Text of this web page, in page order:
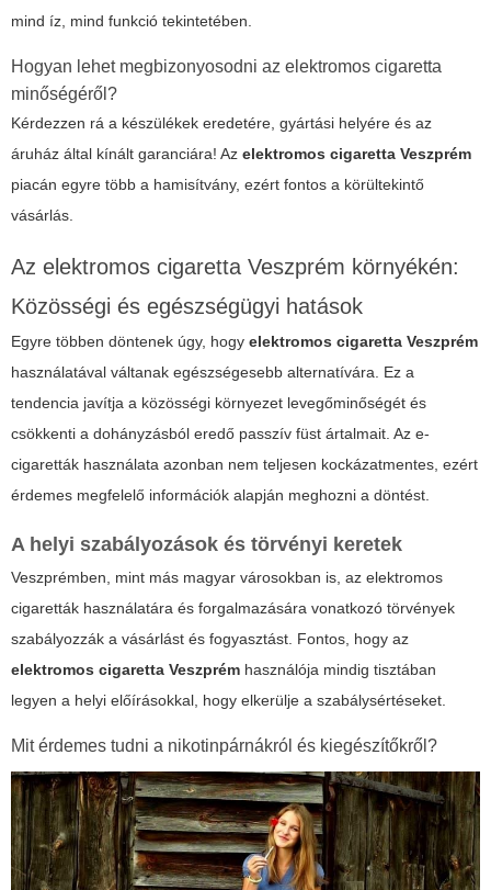
mind íz, mind funkció tekintetében.
Hogyan lehet megbizonyosodni az elektromos cigaretta
minőségéről?
Kérdezzen rá a készülékek eredetére, gyártási helyére és az
áruház által kínált garanciára! Az elektromos cigaretta Veszprém
piacán egyre több a hamisítvány, ezért fontos a körültekintő
vásárlás.
Az elektromos cigaretta Veszprém környékén:
Közösségi és egészségügyi hatások
Egyre többen döntenek úgy, hogy elektromos cigaretta Veszprém
használatával váltanak egészségesebb alternatívára. Ez a
tendencia javítja a közösségi környezet levegőminőségét és
csökkenti a dohányzásból eredő passzív füst ártalmait. Az e-
cigaretták használata azonban nem teljesen kockázatmentes, ezért
érdemes megfelelő információk alapján meghozni a döntést.
A helyi szabályozások és törvényi keretek
Veszprémben, mint más magyar városokban is, az elektromos
cigaretták használatára és forgalmazására vonatkozó törvények
szabályozzák a vásárlást és fogyasztást. Fontos, hogy az
elektromos cigaretta Veszprém használója mindig tisztában
legyen a helyi előírásokkal, hogy elkerülje a szabálysértéseket.
Mit érdemes tudni a nikotinpárnákról és kiegészítőkről?